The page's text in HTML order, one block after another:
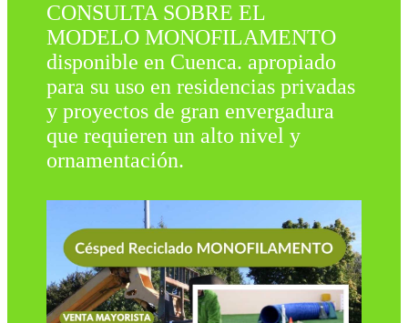
CONSULTA SOBRE EL
MODELO MONOFILAMENTO
disponible en Cuenca. apropiado
para su uso en residencias privadas
y proyectos de gran envergadura
que requieren un alto nivel y
ornamentación.